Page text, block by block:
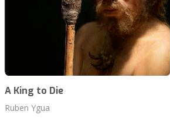
A King to Die
Ruben Ygua